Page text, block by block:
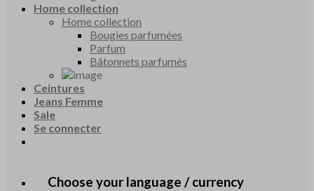
Home collection
Home collection
Bougies parfumées
Parfum
Bâtonnets parfumés
Ceintures
Jeans Femme
Sale
Se connecter
Choose your language / currency